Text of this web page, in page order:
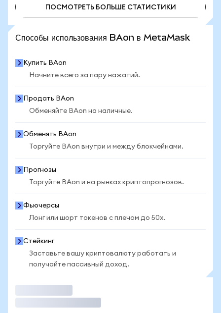
ПОСМОТРЕТЬ БОЛЬШЕ СТАТИСТИКИ
Способы использования BAon в MetaMask
Купить BAon
Начните всего за пару нажатий.
Продать BAon
Обменяйте BAon на наличные.
Обменять BAon
Торгуйте BAon внутри и между блокчейнами.
Прогнозы
Торгуйте BAon и на рынках криптопрогнозов.
Фьючерсы
Лонг или шорт токенов с плечом до 50x.
Стейкинг
Заставьте вашу криптовалюту работать и
получайте пассивный доход.